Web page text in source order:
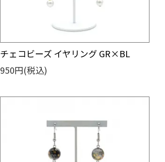
チェコビーズ イヤリング GR×BL
950円(税込)